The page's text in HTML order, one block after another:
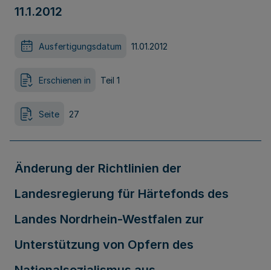
11.1.2012
Ausfertigungsdatum 11.01.2012
Erschienen in Teil 1
Seite 27
Änderung der Richtlinien der
Landesregierung für Härtefonds des
Landes Nordrhein-Westfalen zur
Unterstützung von Opfern des